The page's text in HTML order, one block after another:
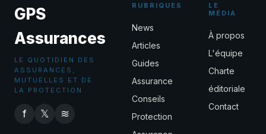
GPS
Assurances
LE QUOTIDIEN DES
ASSURANCES,
MUTUELLES ET DE
LA PROTECTION
f 𝕏 ≋
RUBRIQUES
News
Articles
Guides
Assurance
Conseils
Protection
LE
MÉDIA
À propos
L'équipe
Charte
éditoriale
Contact